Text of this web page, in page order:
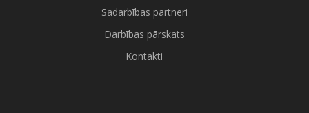
Sadarbības partneri
Darbības pārskats
Kontakti